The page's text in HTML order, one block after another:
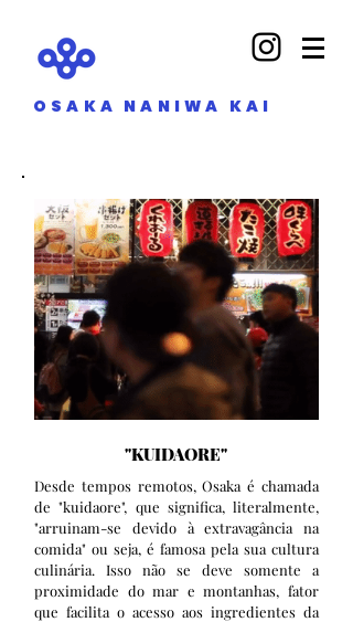
OSAKA NANIWA KAI
"KUIDAORE"
Desde tempos remotos, Osaka é chamada
de "kuidaore", que significa, literalmente,
"arruinam-se devido à extravagância na
comida" ou seja, é famosa pela sua cultura
culinária. Isso não se deve somente a
proximidade do mar e montanhas, fator
que facilita o acesso aos ingredientes da